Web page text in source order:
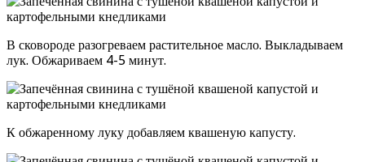
В сковороде разогреваем растительное масло. Выкладываем
лук. Обжариваем 4-5 минут.
К обжаренному луку добавляем квашеную капусту.